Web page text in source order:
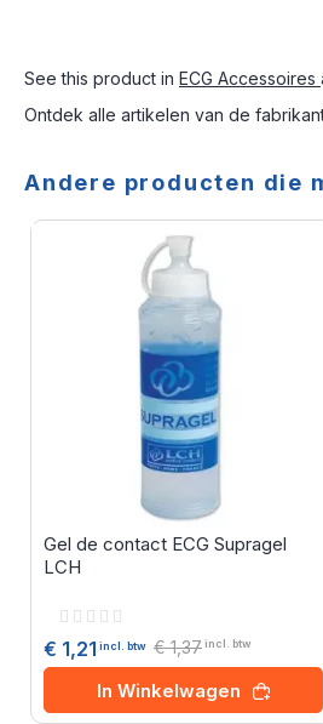
See this product in ECG Accessoires
Ontdek alle artikelen van de
Andere producten die
Gel de contact ECG Supragel
LCH
Rating:
€ 1,21 incl. btw € 1,37incl. btw
In Winkelwagen